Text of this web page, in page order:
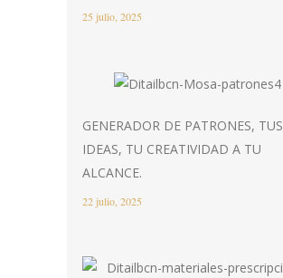
25 julio, 2025
GENERADOR DE PATRONES, TUS
IDEAS, TU CREATIVIDAD A TU
ALCANCE.
22 julio, 2025